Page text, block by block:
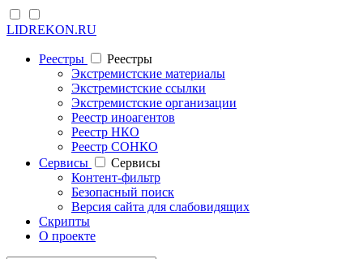
LIDREKON.RU
Реестры
Реестры
Экстремистские материалы
Экстремистские ссылки
Экстремистские организации
Реестр иноагентов
Реестр НКО
Реестр СОНКО
Cервисы
Cервисы
Контент-фильтр
Безопасный поиск
Версия сайта для слабовидящих
Скрипты
О проекте